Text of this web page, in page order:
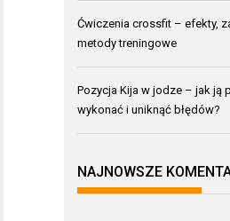
Ćwiczenia crossfit – efekty,
metody treningowe
Pozycja Kija w jodze – jak ją
wykonać i uniknąć błędów?
NAJNOWSZE